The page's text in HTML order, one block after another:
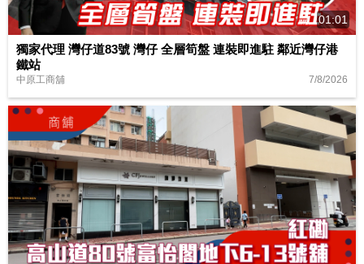
01:01
獨家代理 灣仔道83號 灣仔 全層筍盤 連裝即進駐 鄰近灣仔港
鐵站
中原工商舖 7/8/2026